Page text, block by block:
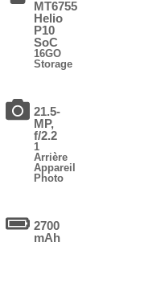
MT6755
Helio
P10
SoC
16GO
Storage
21.5-
MP,
f/2.2
1
Arrière
Appareil
Photo
2700
mAh